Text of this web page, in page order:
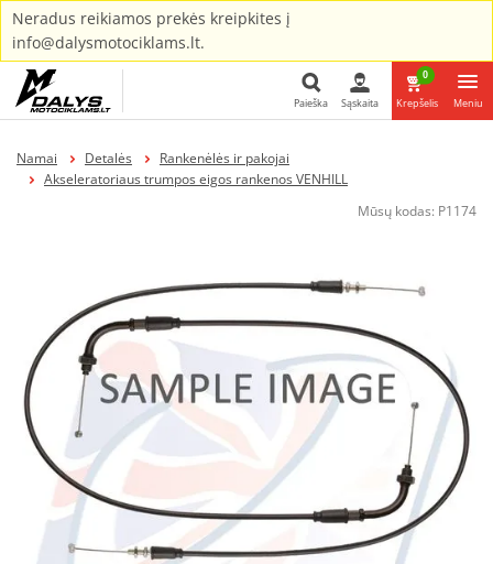
Neradus reikiamos prekės kreipkites į
info@dalysmotociklams.lt.
Paieška Sąskaita
0
Krepšelis Meniu
Namai Detalės
Rankenėlės ir pakojai
Akseleratoriaus trumpos eigos rankenos VENHILL
Mūsų kodas: P1174